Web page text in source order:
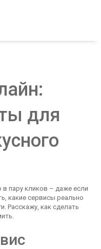
для
в пару кликов – даже если
какие сервисы реально
Расскажу, как сделать